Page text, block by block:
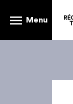
Menu